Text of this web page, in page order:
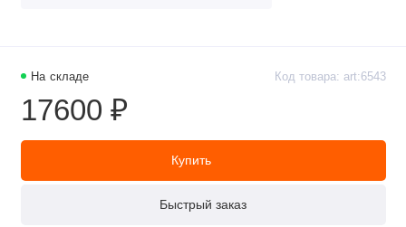
На складе Код товара: art:6543
17600 ₽
Купить
Быстрый заказ